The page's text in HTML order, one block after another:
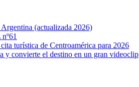
(actualizada 2026)
turística de Centroamérica para 2026
y convierte el destino en un gran videoclip